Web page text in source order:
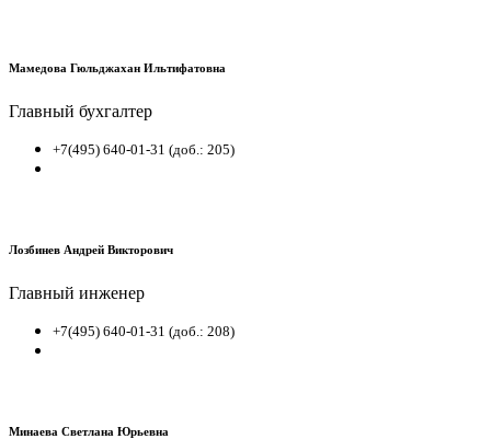
Мамедова Гюльджахан Ильтифатовна
Главный бухгалтер
+7(495) 640-01-31 (доб.: 205)
Лозбинев Андрей Викторович
Главный инженер
+7(495) 640-01-31 (доб.: 208)
Минаева Светлана Юрьевна